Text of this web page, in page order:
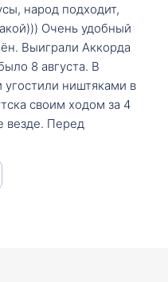
народ подходит,
Очень удобный
Выиграли Аккорда
8 августа. В
ништяками в
своим ходом за 4
везде. Перед